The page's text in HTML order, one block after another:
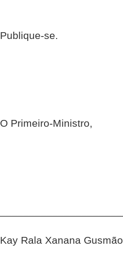
Publique-se.
O Primeiro-Ministro,
Kay Rala Xanana Gusmão